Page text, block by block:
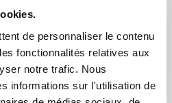
de personnaliser le contenu
fonctionnalités relatives aux
notre trafic. Nous
informations sur l'utilisation de